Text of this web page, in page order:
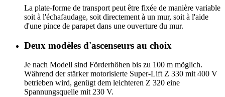
La plate-forme de transport peut être fixée de manière variable
soit à l'échafaudage, soit directement à un mur, soit à l'aide
d'une pince de parapet dans une ouverture du mur.
Deux modèles d'ascenseurs au choix
Je nach Modell sind Förderhöhen bis zu 100 m möglich.
Während der stärker motorisierte Super-Lift Z 330 mit 400 V
betrieben wird, genügt dem leichteren Z 320 eine
Spannungsquelle mit 230 V.